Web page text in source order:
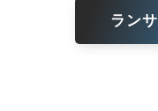
ラン